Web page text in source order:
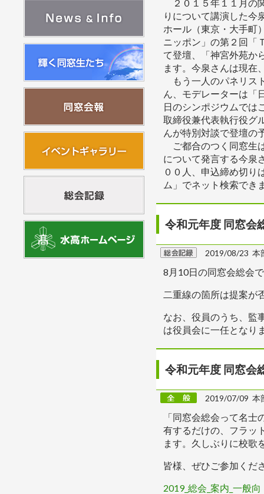
２０１５年１１月の
りについて講演した今
ホール（東京・大手町
ニッポン」の第２回「
て登壇、「神宮外苑か
ます。今泉さんは現在
もう一人のパネリス
ん、モデレーターは「
日のシンポジウムでは
取締役兼代表執行役グ
んが特別対談で登壇の
ご都合のつく同窓生
について発言する今泉
００人、申込締め切
ム」でネット検索でき
令和元年度 同窓会
2019/08/23 本
8月10日の同窓会総会
二重線の箇所は提案が
なお、役員のうち、監
は役員会に一任となり
令和元年度 同窓会
2019/07/09 本
「同窓会総会って名
有するだけの、フラッ
ます。久しぶりに校歌
皆様、ぜひご参加くだ
2019_総会_案内_一般向